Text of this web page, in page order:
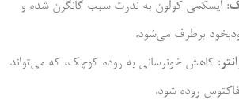
: ایسکمی کولون به ندرت سبب گانگرن شده و
برطرف می‌شود.
: کاهش خونرسانی به روده کوچک، که می‌تواند
روده شود.